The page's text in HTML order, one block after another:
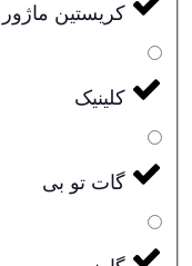
کریستین ماژور
کلینیک
گات تو بی